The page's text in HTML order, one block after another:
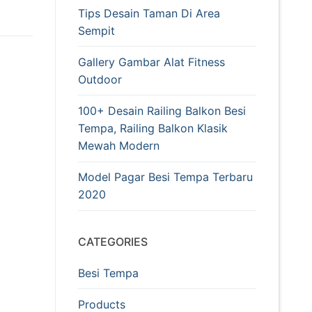
Tips Desain Taman Di Area
Sempit
Gallery Gambar Alat Fitness
Outdoor
100+ Desain Railing Balkon Besi
Tempa, Railing Balkon Klasik
Mewah Modern
Model Pagar Besi Tempa Terbaru
2020
CATEGORIES
Besi Tempa
Products